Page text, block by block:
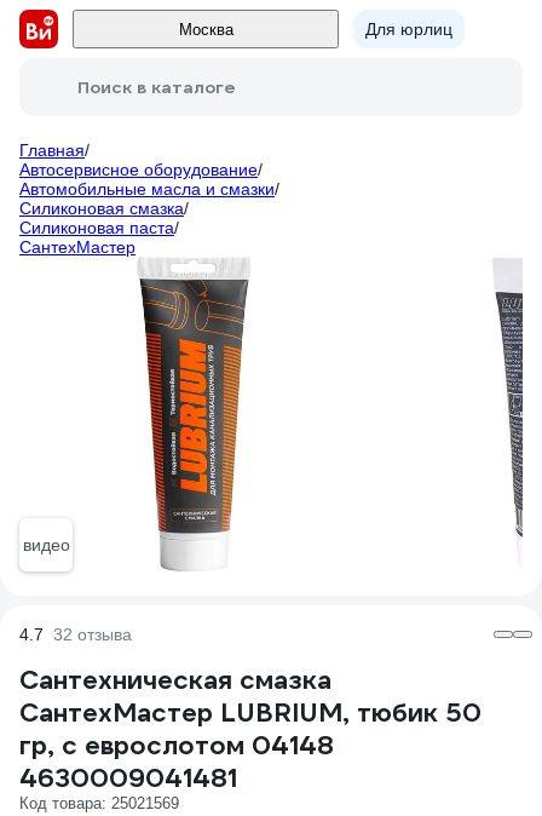
Москва Для юрлиц
Поиск в каталоге
Главная/
Автосервисное оборудование/
Автомобильные масла и смазки/
Силиконовая смазка/
Силиконовая паста/
СантехМастер
видео
4.7 32 отзыва
Сантехническая смазка
СантехМастер LUBRIUM, тюбик 50
гр, с еврослотом 04148
4630009041481
Код товара: 25021569